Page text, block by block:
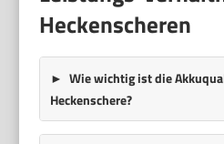
Heckenscheren
Wie wichtig ist die
Heckenschere?